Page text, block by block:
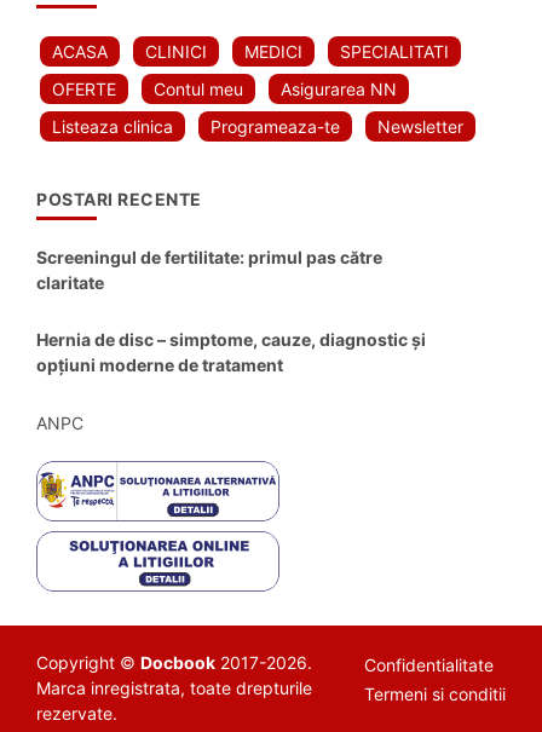
ACASA CLINICI MEDICI
SPECIALITATI
OFERTE
Contul meu
Asigurarea NN
Listeaza clinica
Programeaza-te Newsletter
POSTARI RECENTE
Screeningul de fertilitate: primul pas către
claritate
Hernia de disc – simptome, cauze, diagnostic și
opțiuni moderne de tratament
ANPC
Copyright © Docbook 2017-2026.
Marca inregistrata, toate drepturile
rezervate.
Confidentialitate
Termeni si conditii